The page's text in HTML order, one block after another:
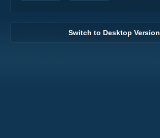
Switch to Desktop Version